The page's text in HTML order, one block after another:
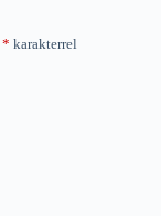
* karakterrel